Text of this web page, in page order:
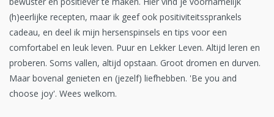
(h)eerlijke recepten, maar ik geef ook positiviteitssprankels
cadeau, en deel ik mijn hersenspinsels en tips voor een
comfortabel en leuk leven. Puur en Lekker Leven. Altijd leren en
proberen. Soms vallen, altijd opstaan. Groot dromen en durven.
Maar bovenal genieten en (jezelf) liefhebben. 'Be you and
choose joy'. Wees welkom.